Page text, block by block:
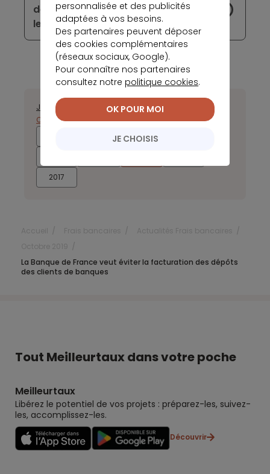
définitivement d’eBay et rester
leader dans le secteur
2023
2017
Janvier Avril MaiJuinJuillet
Septembre
OctobreNovembreDécembre
La Banque de France veut éviter la facturation des dépôts
des clients de banques
Tout Meilleurtaux dans votre poche
Meilleurtaux
Libérez le potentiel de vos projets : préparez-les, suivez-
les, accomplissez-les.
Découvrir
personnalisée et des publicités
adaptées à vos besoins.
Des partenaires peuvent déposer
des cookies complémentaires
(réseaux sociaux, Google).
Pour connaître nos partenaires
consultez notre politique cookies.
JE CHOISIS
OK POUR MOI